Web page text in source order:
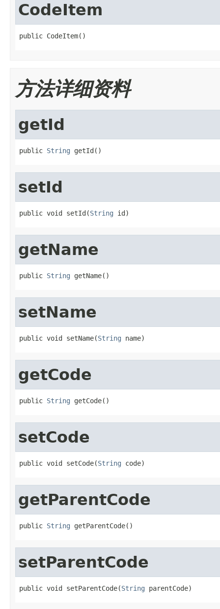
CodeItem
public CodeItem()
方法详细资料
getId
public String getId()
setId
public void setId(String id)
getName
public String getName()
setName
public void setName(String name)
getCode
public String getCode()
setCode
public void setCode(String code)
getParentCode
public String getParentCode()
setParentCode
public void setParentCode(String parentCode)